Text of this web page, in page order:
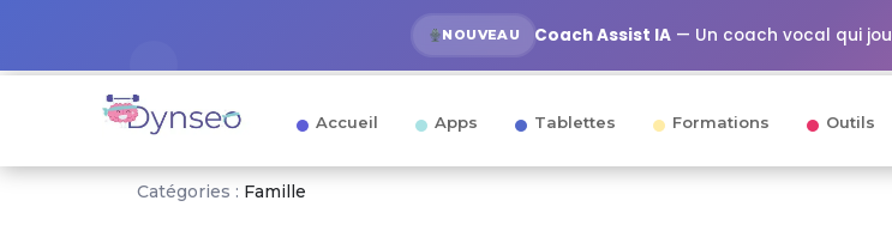
NOUVEAU Coach Assist IA — Un coach vocal qui
Accueil Apps Tablettes Formations Outils
Catégories : Famille